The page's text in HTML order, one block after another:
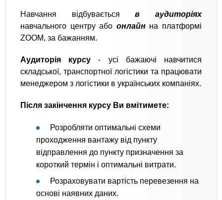
Навчання відбувається в аудиторіях
навчального центру або онлайнна платформі
ZOOM, за бажанням.
Аудиторія курсу - усі бажаючі навчитися
складської, транспортної логістики та працювати
менеджером з логістики в українських компаніях.
Після закінчення курсу Ви вмітимете:
Розробляти оптимальні схеми
проходження вантажу від пункту
відправлення до пункту призначення за
короткий термін і оптимальні витрати.
Розраховувати вартість перевезення на
основі наявних даних.